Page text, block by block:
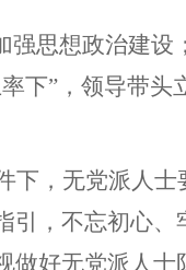
强思想政治建
下”，领导带
下，无党派人
引，不忘初心
做好无党派人